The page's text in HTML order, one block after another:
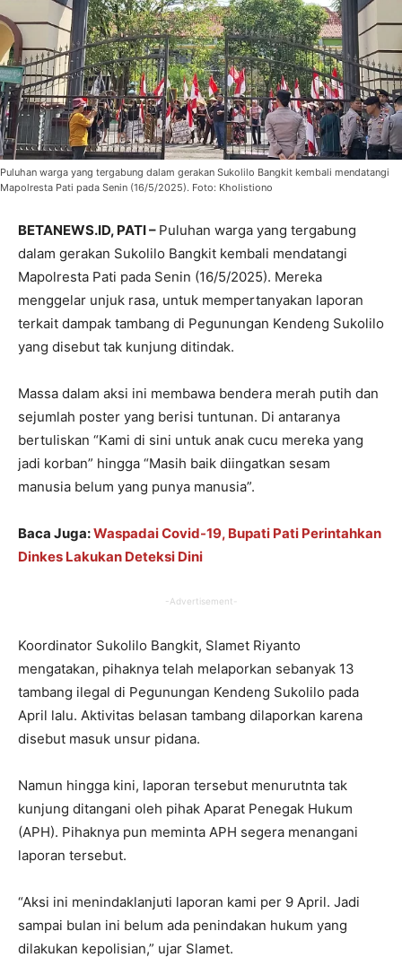
Puluhan warga yang tergabung dalam gerakan Sukolilo Bangkit kembali mendatangi
Mapolresta Pati pada Senin (16/5/2025). Foto: Kholistiono
BETANEWS.ID, PATI – Puluhan warga yang tergabung
dalam gerakan Sukolilo Bangkit kembali mendatangi
Mapolresta Pati pada Senin (16/5/2025). Mereka
menggelar unjuk rasa, untuk mempertanyakan laporan
terkait dampak tambang di Pegunungan Kendeng Sukolilo
yang disebut tak kunjung ditindak.
Massa dalam aksi ini membawa bendera merah putih dan
sejumlah poster yang berisi tuntunan. Di antaranya
bertuliskan “Kami di sini untuk anak cucu mereka yang
jadi korban” hingga “Masih baik diingatkan sesam
manusia belum yang punya manusia”.
Baca Juga:Waspadai Covid-19, Bupati Pati Perintahkan
Dinkes Lakukan Deteksi Dini
-Advertisement-
Koordinator Sukolilo Bangkit, Slamet Riyanto
mengatakan, pihaknya telah melaporkan sebanyak 13
tambang ilegal di Pegunungan Kendeng Sukolilo pada
April lalu. Aktivitas belasan tambang dilaporkan karena
disebut masuk unsur pidana.
Namun hingga kini, laporan tersebut menurutnta tak
kunjung ditangani oleh pihak Aparat Penegak Hukum
(APH). Pihaknya pun meminta APH segera menangani
laporan tersebut.
“Aksi ini menindaklanjuti laporan kami per 9 April. Jadi
sampai bulan ini belum ada penindakan hukum yang
dilakukan kepolisian,” ujar Slamet.